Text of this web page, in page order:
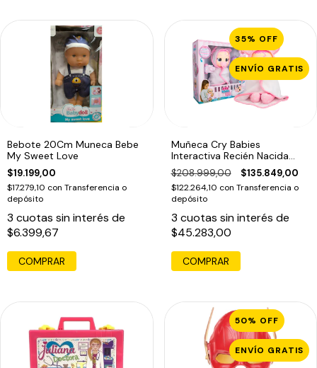
Bebote 20Cm Muneca Bebe
My Sweet Love
$19.199,00
$17.279,10 con Transferencia o
depósito
3 cuotas sin interés de
$6.399,67
COMPRAR
35% OFF
ENVÍO GRATIS
Muñeca Cry Babies
Interactiva Recién Nacida
Coney Con Sonido
$208.999,00 $135.849,00
$122.264,10 con Transferencia o
depósito
3 cuotas sin interés de
$45.283,00
50% OFF
ENVÍO GRATIS